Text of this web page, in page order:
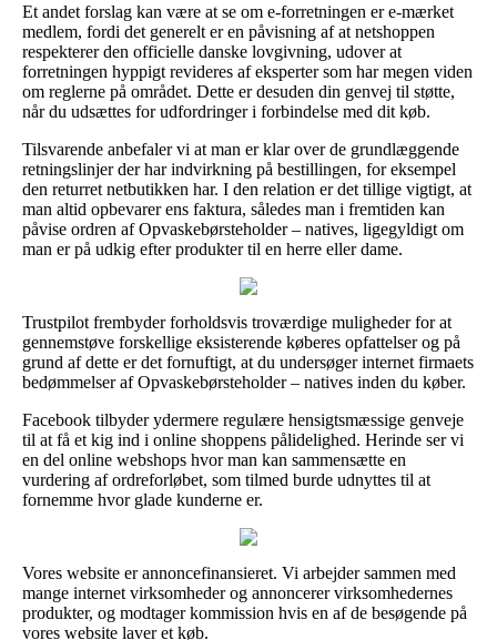
Et andet forslag kan være at se om e-forretningen er e-mærket
medlem, fordi det generelt er en påvisning af at netshoppen
respekterer den officielle danske lovgivning, udover at
forretningen hyppigt revideres af eksperter som har megen viden
om reglerne på området. Dette er desuden din genvej til støtte,
når du udsættes for udfordringer i forbindelse med dit køb.
Tilsvarende anbefaler vi at man er klar over de grundlæggende
retningslinjer der har indvirkning på bestillingen, for eksempel
den returret netbutikken har. I den relation er det tillige vigtigt, at
man altid opbevarer ens faktura, således man i fremtiden kan
påvise ordren af Opvaskebørsteholder – natives, ligegyldigt om
man er på udkig efter produkter til en herre eller dame.
Trustpilot frembyder forholdsvis troværdige muligheder for at
gennemstøve forskellige eksisterende køberes opfattelser og på
grund af dette er det fornuftigt, at du undersøger internet firmaets
bedømmelser af Opvaskebørsteholder – natives inden du køber.
Facebook tilbyder ydermere regulære hensigtsmæssige genveje
til at få et kig ind i online shoppens pålidelighed. Herinde ser vi
en del online webshops hvor man kan sammensætte en
vurdering af ordreforløbet, som tilmed burde udnyttes til at
fornemme hvor glade kunderne er.
Vores website er annoncefinansieret. Vi arbejder sammen med
mange internet virksomheder og annoncerer virksomhedernes
produkter, og modtager kommission hvis en af de besøgende på
vores website laver et køb.